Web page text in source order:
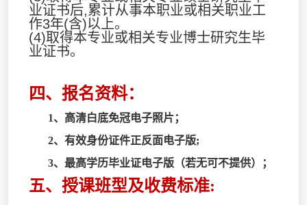
业证书后,累计从事本职业或相关职业工
作3年(含)以上。
(4)取得本专业或相关专业博士研究生毕
业证书。
四、 报名资料：
1、高清白底免冠电子照片；
2、有效身份证件正反面电子版;
3、最高学历毕业证电子版（若无可不提供）；
五、 授课班型及收费标准: